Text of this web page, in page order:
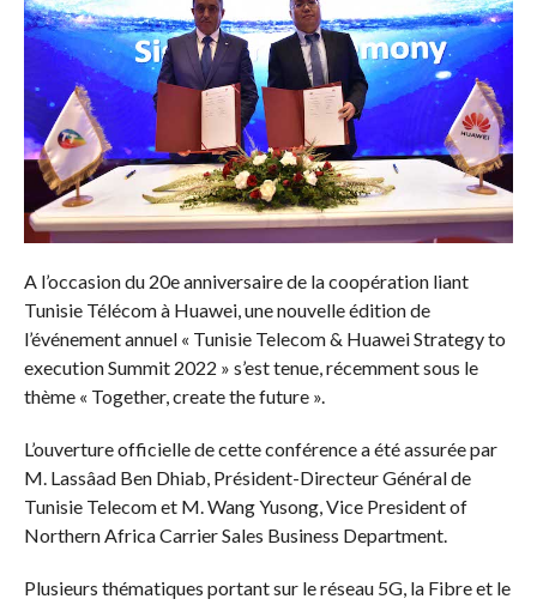
A l’occasion du 20e anniversaire de la coopération liant
Tunisie Télécom à Huawei, une nouvelle édition de
l’événement annuel « Tunisie Telecom & Huawei Strategy to
execution Summit 2022 » s’est tenue, récemment sous le
thème « Together, create the future ».
L’ouverture officielle de cette conférence a été assurée par
M. Lassâad Ben Dhiab, Président-Directeur Général de
Tunisie Telecom et M. Wang Yusong, Vice President of
Northern Africa Carrier Sales Business Department.
Plusieurs thématiques portant sur le réseau 5G, la Fibre et le